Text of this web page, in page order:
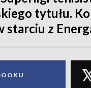
tytułu.
starciu z